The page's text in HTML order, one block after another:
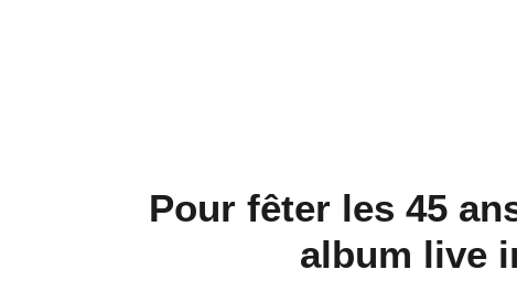
Pour fêter les 45
album live